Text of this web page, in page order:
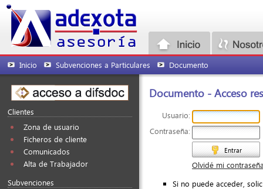
Inicio Subvenciones a Particulares Documento
Clientes
Zona de usuario
Ficheros de cliente
Comunicados
Alta de Trabajador
Subvenciones
Documento - Acceso
Usuario:
Contraseña:
Entrar
Olvidé mi
Si no puede acceder,